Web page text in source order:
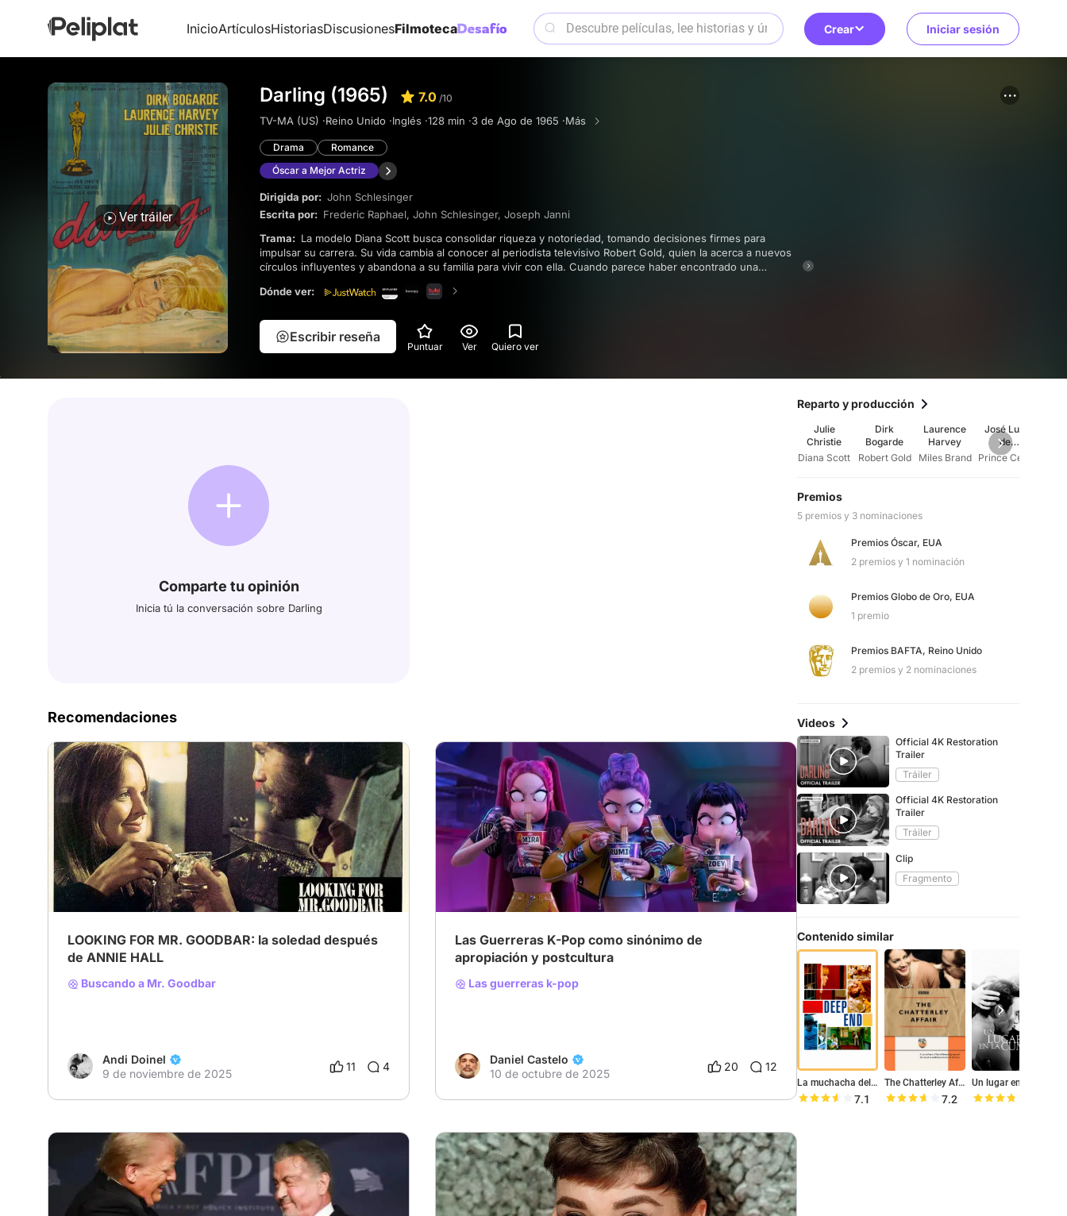
InicioArtículosHistoriasDiscusionesFilmoteca Crear Iniciar sesión
Ver tráiler
Darling (1965) 7.0 /10
TV-MA (US) ·Reino Unido ·Inglés ·128 min ·3 de Ago de 1965 ·Más
Drama
Romance
Óscar a Mejor Actriz
Dirigida por: John Schlesinger
Escrita por: Frederic Raphael, John Schlesinger, Joseph Janni
Trama:
impulsar su carrera. Su vida cambia al conocer al periodista televisivo Robert Gold, quien la acerca a nuevos
círculos influyentes y abandona a su familia para vivir con ella. Cuando parece haber encontrado una
estabilidad, los vertiginosos años sesenta la enfrentan a propuestas que prometen más oportunidades y
diversión de las que Robert puede darle.
Dónde ver:
Escribir reseña
Puntuar Ver Quiero ver
Comparte tu opinión
Inicia tú la conversación sobre Darling
Recomendaciones
LOOKING FOR MR. GOODBAR: la soledad después
de ANNIE HALL
Buscando a Mr. Goodbar
Andi Doinel
9 de noviembre de 2025
11 4
Las Guerreras K-Pop como sinónimo de
apropiación y postcultura
Las guerreras k-pop
Daniel Castelo
10 de octubre de 2025
20 12
Reparto y producción
Julie
Christie
Diana Scott
Dirk
Bogarde
Robert Gold
Laurence
Harvey
Miles Brand
José Luis
de
Vilallonga
Premios
5 premios y 3 nominaciones
Premios Óscar, EUA
2 premios y 1 nominación
Premios Globo de Oro, EUA
1 premio
Premios BAFTA, Reino Unido
2 premios y 2 nominaciones
Videos
Official 4K Restoration
Trailer
Tráiler
Official 4K Restoration
Trailer
Tráiler
Clip
Fragmento
Contenido similar
La muchacha del baño público
7.1
The Chatterley Affair
7.2